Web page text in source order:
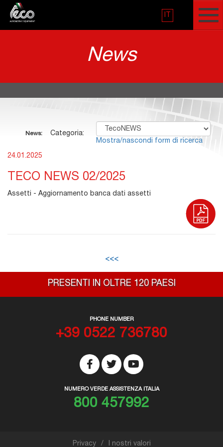
IT
News
News: Categoria:
Mostra/nascondi form di ricerca
24.01.2025
TECO NEWS 02/2025
Assetti - Aggiornamento banca dati assetti
<<<
PRESENTI IN OLTRE 120 PAESI
PHONE NUMBER
+39 0522 736780
NUMERO VERDE ASSISTENZA ITALIA
800 457992
Privacy I nostri valori